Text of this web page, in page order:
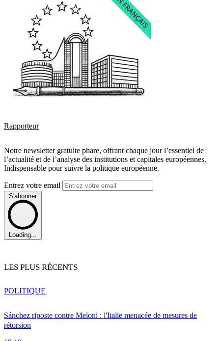
Rapporteur
Notre newsletter gratuite phare, offrant chaque jour l’essentiel de
l’actualité et de l’analyse des institutions et capitales européennes.
Indispensable pour suivre la politique européenne.
Entrez votre email
S'abonner
Loading...
LES PLUS RÉCENTS
Sánchez riposte contre Meloni : l'Italie menacée de mesures de
rétorsion
POLITIQUE